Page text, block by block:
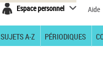
Espace personnel Aide
SUJETS A-Z PÉRIODIQUES